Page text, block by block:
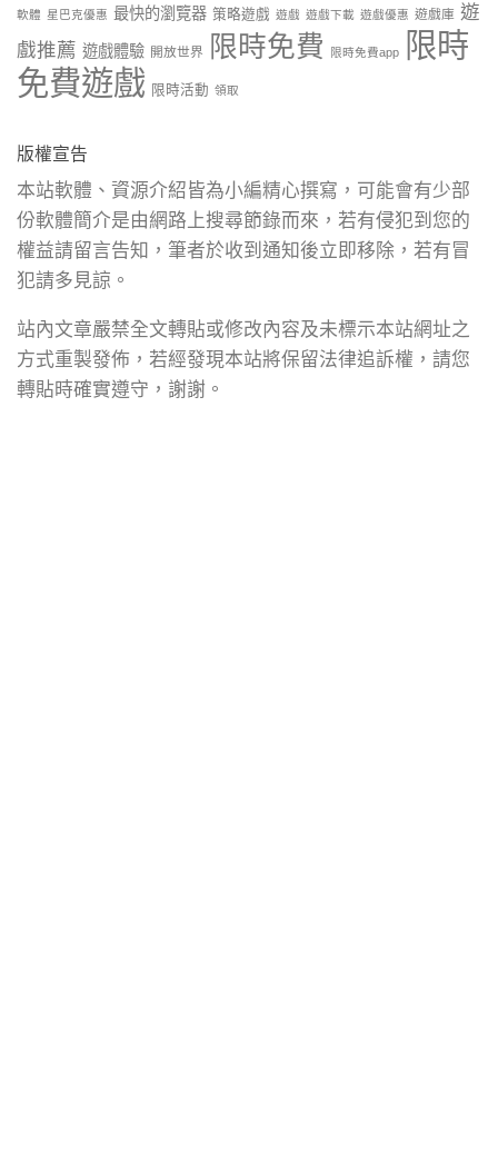
軟體 星巴克優惠 最快的瀏覽器 策略遊戲 遊戲 遊戲下載 遊戲優惠 遊戲庫 遊
戲推薦 遊戲體驗 開放世界 限時免費 限時免費app
限時
免費遊戲 限時活動 領取
版權宣告
本站軟體、資源介紹皆為小編精心撰寫，可能會有少部
份軟體簡介是由網路上搜尋節錄而來，若有侵犯到您的
權益請留言告知，筆者於收到通知後立即移除，若有冒
犯請多見諒。
站內文章嚴禁全文轉貼或修改內容及未標示本站網址之
方式重製發佈，若經發現本站將保留法律追訴權，請您
轉貼時確實遵守，謝謝。